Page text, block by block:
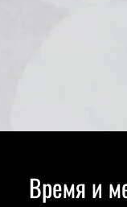
Время и